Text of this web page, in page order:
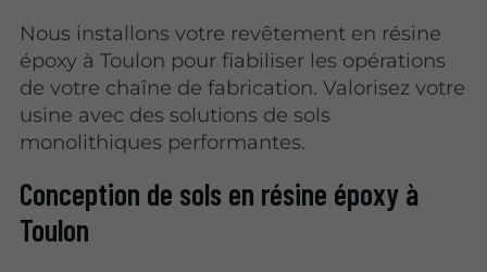
Nous installons votre revêtement en résine
époxy à Toulon pour fiabiliser les opérations
de votre chaîne de fabrication. Valorisez votre
usine avec des solutions de sols
monolithiques performantes.
Conception de sols en résine époxy à
Toulon